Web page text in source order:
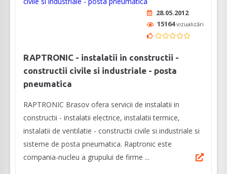
28.05.2012
15164vizualizări
RAPTRONIC - instalatii in constructii -
constructii civile si industriale - posta
pneumatica
RAPTRONIC Brasov ofera servicii de instalatii in
constructii - instalatii electrice, instalatii termice,
instalatii de ventilatie - constructii civile si industriale si
sisteme de posta pneumatica. Raptronic este
compania-nucleu a grupului de firme ...